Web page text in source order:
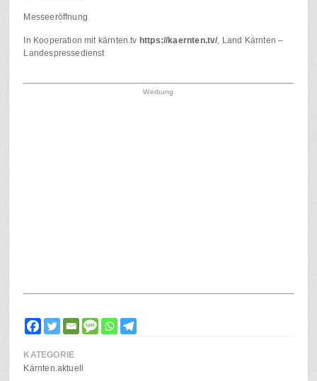
Messeeröffnung
In Kooperation mit kärnten.tv https://kaernten.tv/, Land Kärnten –
Landespressedienst
Werbung
KATEGORIE
Kärnten.aktuell